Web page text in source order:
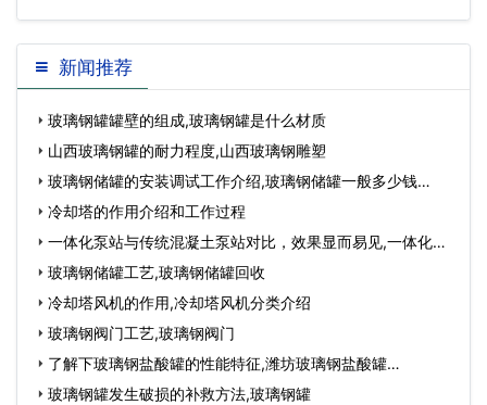
新闻推荐
玻璃钢罐罐壁的组成,玻璃钢罐是什么材质
山西玻璃钢罐的耐力程度,山西玻璃钢雕塑
玻璃钢储罐的安装调试工作介绍,玻璃钢储罐一般多少钱…
冷却塔的作用介绍和工作过程
一体化泵站与传统混凝土泵站对比，效果显而易见,一体化泵
站施工视频…
玻璃钢储罐工艺,玻璃钢储罐回收
冷却塔风机的作用,冷却塔风机分类介绍
玻璃钢阀门工艺,玻璃钢阀门
了解下玻璃钢盐酸罐的性能特征,潍坊玻璃钢盐酸罐…
玻璃钢罐发生破损的补救方法,玻璃钢罐